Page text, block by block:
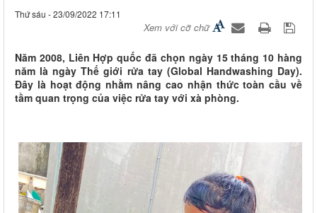
Thứ sáu - 23/09/2022 17:11
Xem với cỡ chữ
Năm 2008, Liên Hợp quốc đã chọn ngày 15 tháng 10 hàng
năm là ngày Thế giới rửa tay (Global Handwashing Day).
Đây là hoạt động nhằm nâng cao nhận thức toàn cầu về
tầm quan trọng của việc rửa tay với xà phòng.